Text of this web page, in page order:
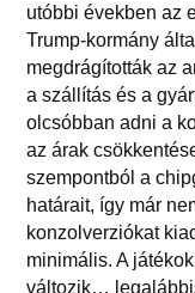
utóbbi években az
Trump-kormány
megdrágították az
a szállítás és a
olcsóbban adni a
az árak
szempontból a
határait, így már
konzolverziókat
minimális. A
változik…